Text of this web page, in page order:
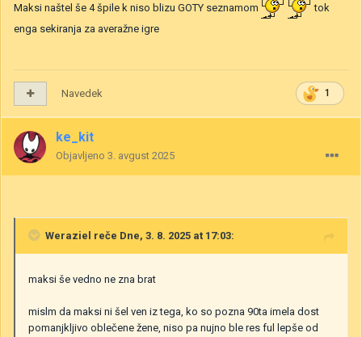
Maksi naštel še 4 špile k niso blizu GOTY seznamom
tok
enga sekiranja za averažne igre
1
Navedek
ke_kit
Objavljeno 3. avgust 2025
Weraziel reče Dne, 3. 8. 2025 at 17:03:
maksi še vedno ne zna brat
mislm da maksi ni šel ven iz tega, ko so pozna 90ta imela dost
pomanjkljivo oblečene žene, niso pa nujno ble res ful lepše od